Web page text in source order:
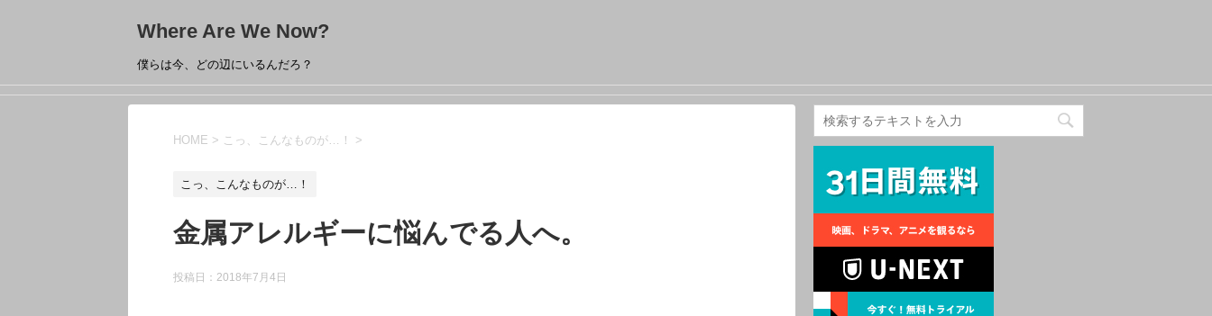
Where Are We Now?
僕らは今、どの辺にいるんだろ？
HOME > こっ、こんなものが…！ >
こっ、こんなものが…！
金属アレルギーに悩んでる人へ。
投稿日： 2018年7月4日